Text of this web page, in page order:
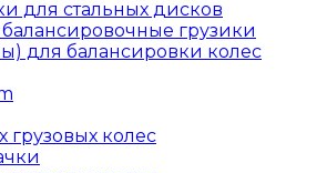
для стальных дисков
грузики
для балансировки колес
колес